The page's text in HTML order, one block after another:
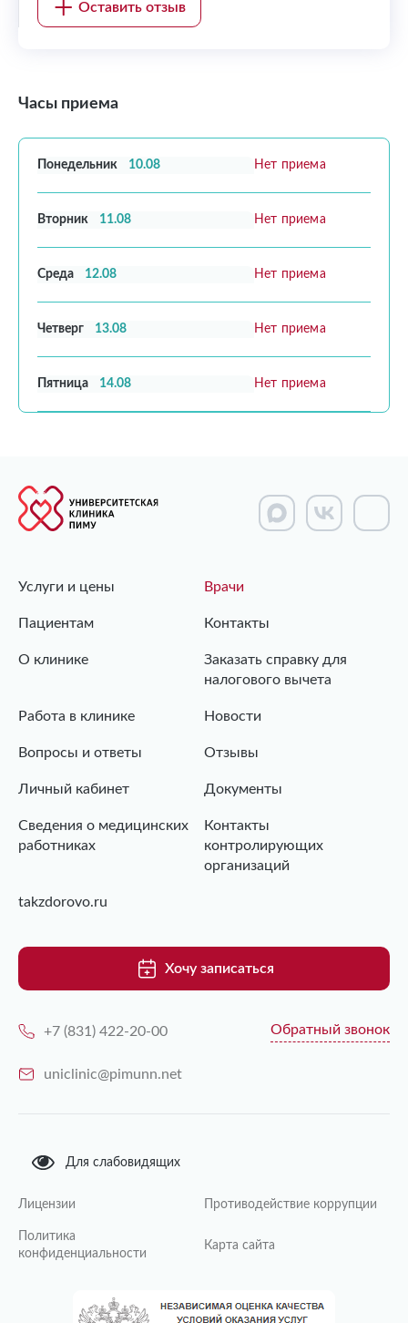
Оставить отзыв
Часы приема
Понедельник 10.08 Нет приема
Вторник 11.08 Нет приема
Среда 12.08 Нет приема
Четверг 13.08 Нет приема
Пятница 14.08 Нет приема
Услуги и цены Врачи
Пациентам Контакты
О клинике
Заказать справку для
налогового вычета
Работа в клинике Новости
Вопросы и ответы Отзывы
Личный кабинет Документы
Сведения о медицинских
работниках
Контакты
контролирующих
организаций
takzdorovo.ru
Хочу записаться
+7 (831) 422-20-00 Обратный звонок
uniclinic@pimunn.net
Для слабовидящих
Лицензии Противодействие коррупции
Политика
конфиденциальности
Карта сайта